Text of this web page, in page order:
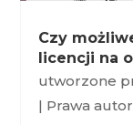
Czy
licencji na
utworzone
| Prawa